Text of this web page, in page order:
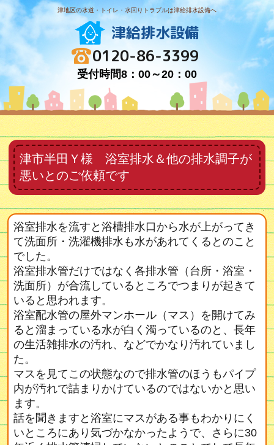
津地区の水道・トイレ・水回りトラブルは津給排水設備へ
津給排水設備
0120-86-3399
受付時間8：00～20：00
津市半田Ｙ様 浴室排水＆他の排水調子が
悪いとのご依頼です
浴室排水を流すと浴槽排水口から水が上がってき
て洗面所・洗濯機排水も水があれてくるとのこと
でした。
浴室排水管だけではなく各排水管（台所・浴室・
洗面所）が合流しているところでつまりが起きて
いると思われます。
浴室配水管の屋外マンホール（マス）を開けてみ
ると溜まっている水が白く濁っているのと、長年
の生活雑排水の汚れ、などでかなり汚れていまし
た。
マスを見てこの状態なので排水管のほうもパイプ
内が汚れで詰まりかけているのではないかと思い
ます。
話を聞きますと浴室にマスがある事もわかりにく
いところにあり気づかなかったようで、さらに30